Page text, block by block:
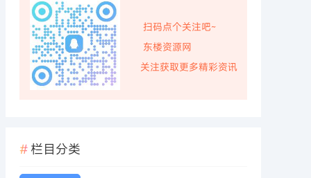
扫码点个关注吧~
东楼资源网
关注获取更多精彩资讯
栏目分类